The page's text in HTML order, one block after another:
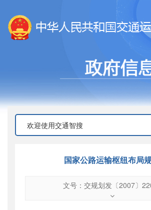
国家公路运输枢纽布局
文号：交规划发〔2007〕
交规划发〔2007〕220号